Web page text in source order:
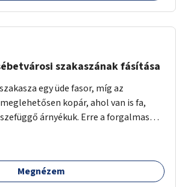
szülőt látni nap, mint, nap, sok az
Dupla kitáblázásokkal,
az aszfalt erősebb színre
szakaszának fásítása
egy üde fasor, míg az
kopár, ahol van is fa,
árnyékuk. Erre a forgalmas
Megnézem